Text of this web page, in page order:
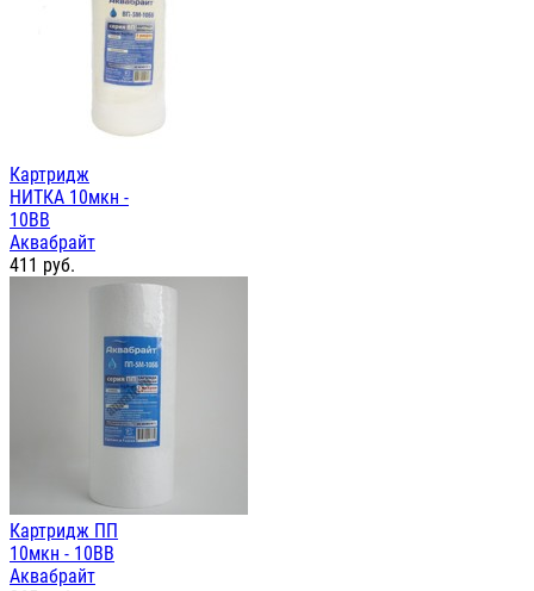
Картридж
НИТКА 10мкн -
10ВВ
Аквабрайт
411 руб.
Картридж ПП
10мкн - 10ВВ
Аквабрайт